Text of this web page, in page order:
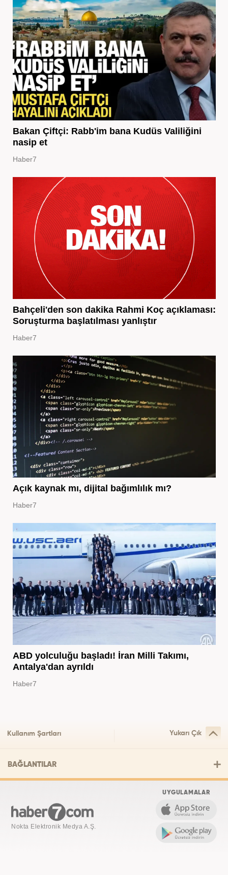
Bakan Çiftçi: Rabb'im bana Kudüs Valiliğini
nasip et
Haber7
Bahçeli'den son dakika Rahmi Koç açıklaması:
Soruşturma başlatılması yanlıştır
Haber7
Açık kaynak mı, dijital bağımlılık mı?
Haber7
ABD yolculuğu başladı! İran Milli Takımı,
Antalya'dan ayrıldı
Haber7
Kullanım Şartları Yukarı Çık
BAĞLANTILAR
Nokta Elektronik Medya A.Ş.
UYGULAMALAR